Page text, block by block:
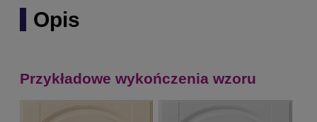
Opis
Przykładowe wykończenia wzoru